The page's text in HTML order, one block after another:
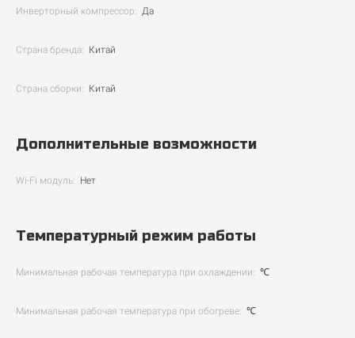
Инверторный компрессор: Да
Страна бренда: Китай
Страна сборки: Китай
Дополнительные возможности
Wi-Fi модуль: Нет
Температурный режим работы
Минимальная рабочая температура при охлаждении: ℃
Минимальная рабочая температура при обогреве: ℃